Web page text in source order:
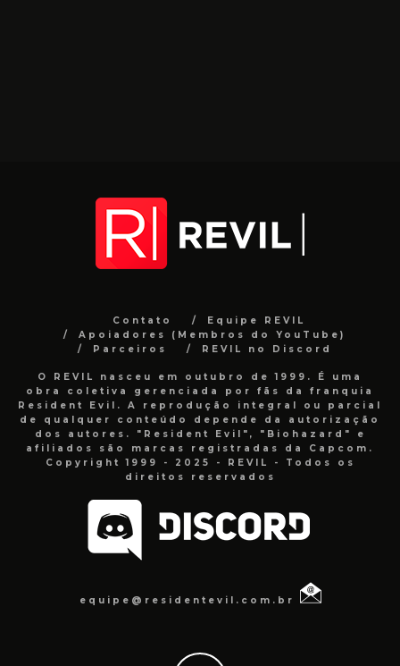
Contato
Equipe REVIL
Apoiadores (Membros do YouTube)
Parceiros
REVIL no Discord
O REVIL nasceu em outubro de 1999. É uma
obra coletiva gerenciada por fãs da franquia
Resident Evil. A reprodução integral ou parcial
de qualquer conteúdo depende da autorização
dos autores. "Resident Evil", "Biohazard" e
afiliados são marcas registradas da Capcom.
Copyright 1999 - 2025 - REVIL - Todos os
direitos reservados
equipe@residentevil.com.br